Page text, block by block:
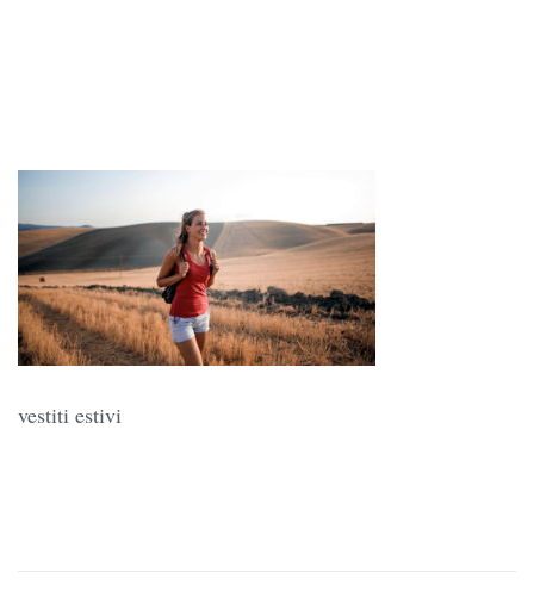
vestiti estivi